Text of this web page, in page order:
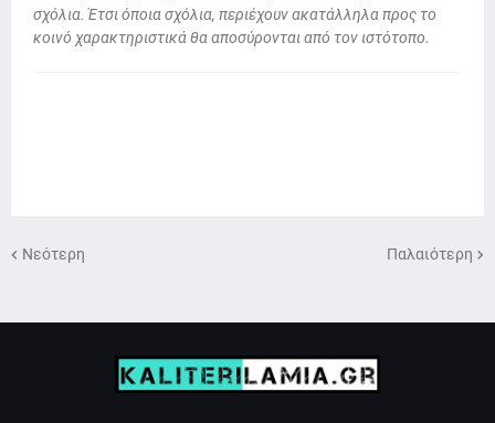
σχόλια. Έτσι όποια σχόλια, περιέχουν ακατάλληλα προς το
κοινό χαρακτηριστικά θα αποσύρονται από τον ιστότοπο.
Νεότερη Παλαιότερη